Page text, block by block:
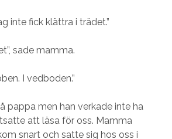
inte fick klättra i trädet.”
sade mamma.
I vedboden.”
pappa men han verkade inte ha
att läsa för oss. Mamma
snart och satte sig hos oss i